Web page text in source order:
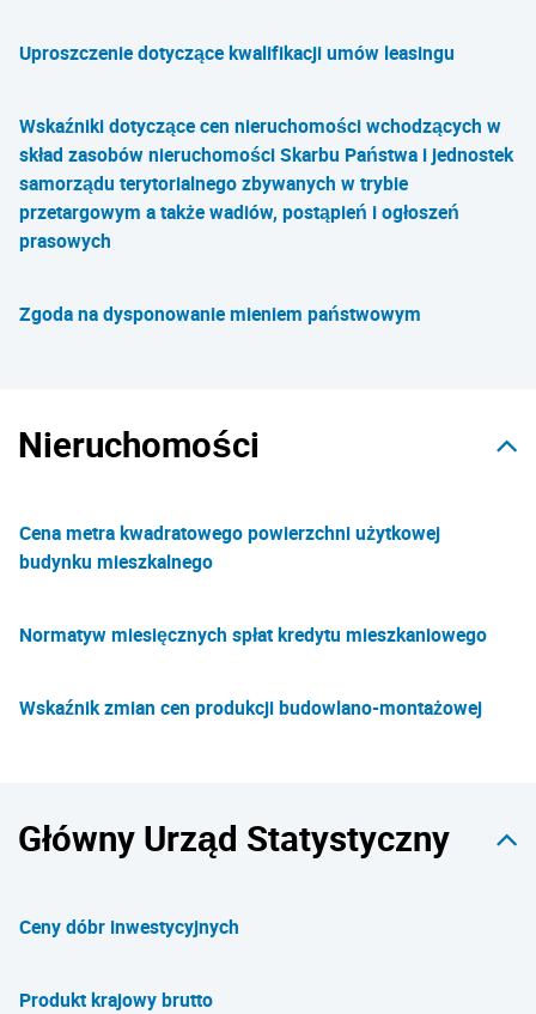
Uproszczenie dotyczące kwalifikacji umów leasingu
Wskaźniki dotyczące cen nieruchomości wchodzących w
skład zasobów nieruchomości Skarbu Państwa i jednostek
samorządu terytorialnego zbywanych w trybie
przetargowym a także wadiów, postąpień i ogłoszeń
prasowych
Zgoda na dysponowanie mieniem państwowym
Nieruchomości
Cena metra kwadratowego powierzchni użytkowej
budynku mieszkalnego
Normatyw miesięcznych spłat kredytu mieszkaniowego
Wskaźnik zmian cen produkcji budowlano-montażowej
Główny Urząd Statystyczny
Ceny dóbr inwestycyjnych
Produkt krajowy brutto